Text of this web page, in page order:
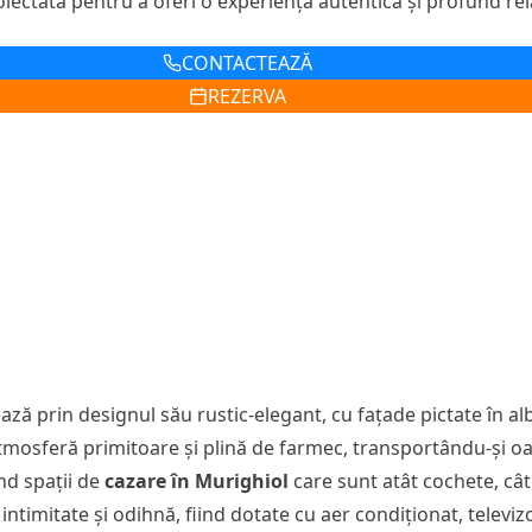
CONTACTEAZĂ
REZERVA
prin designul său rustic-elegant, cu fațade pictate în
primitoare și plină de farmec, transportându-și
spații decazare în Murighiol care sunt atât cochete,
și odihnă, fiind dotate cu aer condiționat,